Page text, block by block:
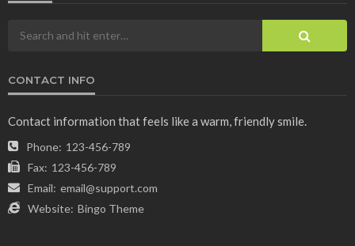
CONTACT INFO
Contact information that feels like a warm, friendly smile.
Phone: 123-456-789
Fax: 123-456-789
Email: email@support.com
Website: Bingo Theme